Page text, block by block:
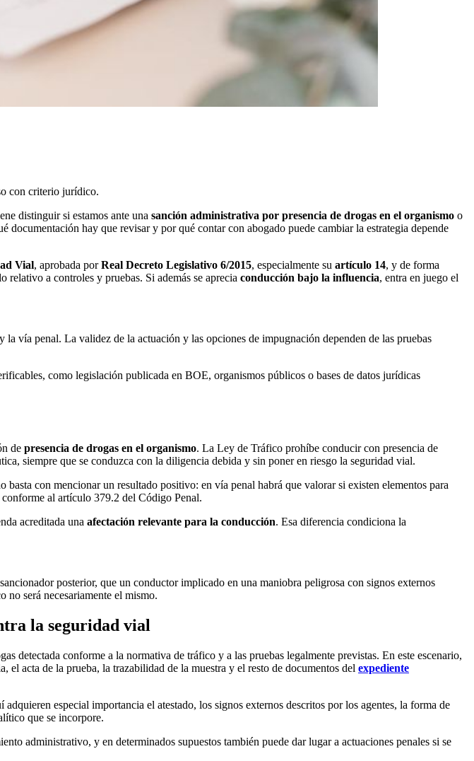
con criterio jurídico.
distinguir si estamos ante una sanción administrativa por presencia de drogas en el organismo o
documentación hay que revisar y por qué contar con abogado puede cambiar la estrategia depende
Vial, aprobada porReal Decreto Legislativo 6/2015, especialmente su artículo 14, y de forma
relativo a controles y pruebas. Si además se aprecia conducción bajo la influencia, entra en juego el
vía penal. La validez de la actuación y las opciones de impugnación dependen de las pruebas
como legislación publicada en BOE, organismos públicos o bases de datos jurídicas
de presencia de drogas en el organismo. La Ley de Tráfico prohíbe conducir con presencia de
siempre que se conduzca con la diligencia debida y sin poner en riesgo la seguridad vial.
basta con mencionar un resultado positivo: en vía penal habrá que valorar si existen elementos para
al artículo 379.2 del Código Penal.
acreditada una afectación relevante para la conducción. Esa diferencia condiciona la
posterior, que un conductor implicado en una maniobra peligrosa con signos externos
no será necesariamente el mismo.
la seguridad vial
detectada conforme a la normativa de tráfico y a las pruebas legalmente previstas. En este escenario,
acta de la prueba, la trazabilidad de la muestra y el resto de documentos del expediente
adquieren especial importancia el atestado, los signos externos descritos por los agentes, la forma de
que se incorpore.
administrativo, y en determinados supuestos también puede dar lugar a actuaciones penales si se